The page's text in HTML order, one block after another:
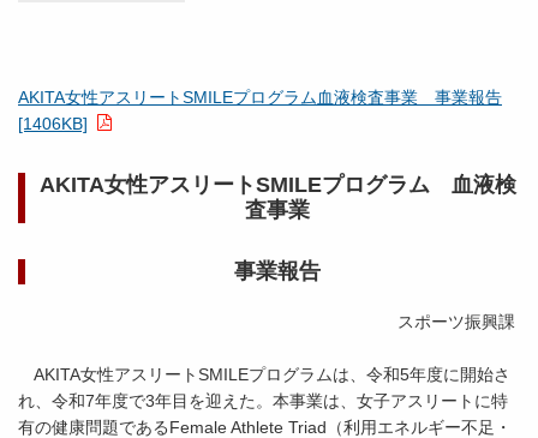
AKITA女性アスリートSMILEプログラム血液検査事業 事業報告
[1406KB]
AKITA女性アスリートSMILEプログラム 血液検
査事業
事業報告
スポーツ振興課
AKITA女性アスリートSMILEプログラムは、令和5年度に開始さ
れ、令和7年度で3年目を迎えた。本事業は、女子アスリートに特
有の健康問題であるFemale Athlete Triad（利用エネルギー不足・